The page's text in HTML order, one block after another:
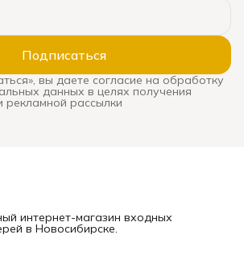
при
этом
и
Подписаться
вы даете согласие на обработку
данных в целях получения
рассылки
интернет-магазин входных
в Новосибирске.